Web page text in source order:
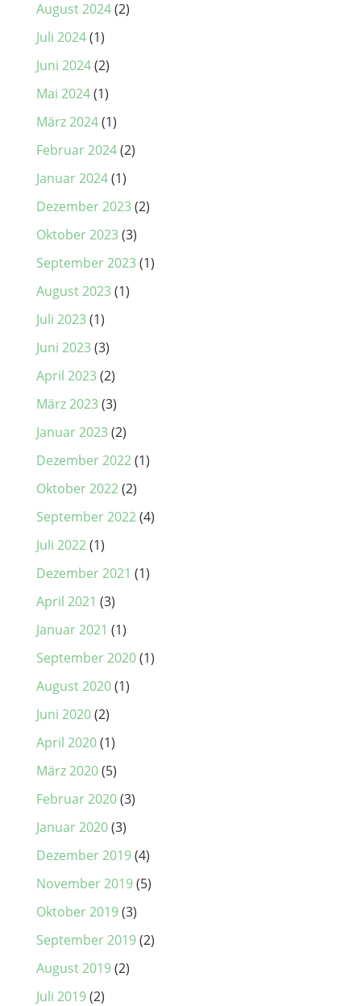
August 2024(2)
Juli 2024(1)
Juni 2024(2)
Mai 2024(1)
März 2024(1)
Februar 2024(2)
Januar 2024(1)
Dezember 2023(2)
Oktober 2023(3)
September 2023(1)
August 2023(1)
Juli 2023(1)
Juni 2023(3)
April 2023(2)
März 2023(3)
Januar 2023(2)
Dezember 2022(1)
Oktober 2022(2)
September 2022(4)
Juli 2022(1)
Dezember 2021 (1)
April 2021 (3)
Januar 2021 (1)
September 2020(1)
August 2020(1)
Juni 2020(2)
April 2020(1)
März 2020(5)
Februar 2020(3)
Januar 2020(3)
Dezember 2019(4)
November 2019(5)
Oktober 2019(3)
September 2019(2)
August 2019(2)
Juli 2019(2)